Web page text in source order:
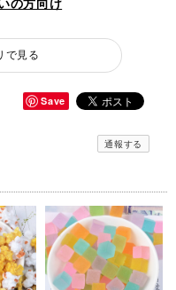
の方向け
で見る
Save
通報する